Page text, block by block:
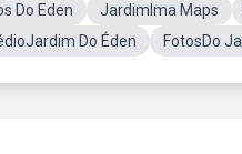
Do Eden JardimIma Maps
Do Éden FotosDo